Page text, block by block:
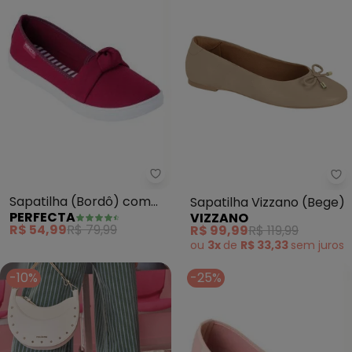
Perfecta - Sapatilha (Bordô)
Sapatilha (Bordô) com
Detalhe em Tecido
PERFECTA
R$ 54,99R$ 79,99
Sapatilha Vizzano (Bege)
VIZZANO
R$ 99,99R$ 119,99
ou 3x de R$ 33,33 sem juros
-10% -25%